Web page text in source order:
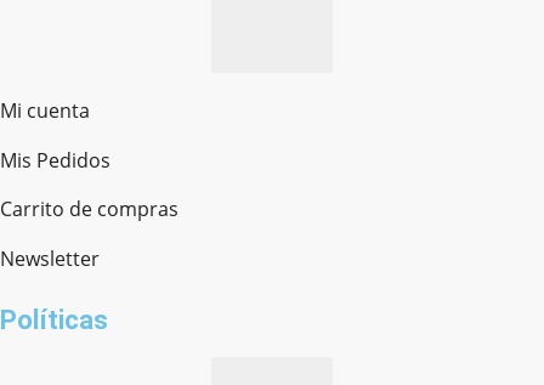
Mi cuenta
Mis Pedidos
Carrito de compras
Newsletter
Políticas